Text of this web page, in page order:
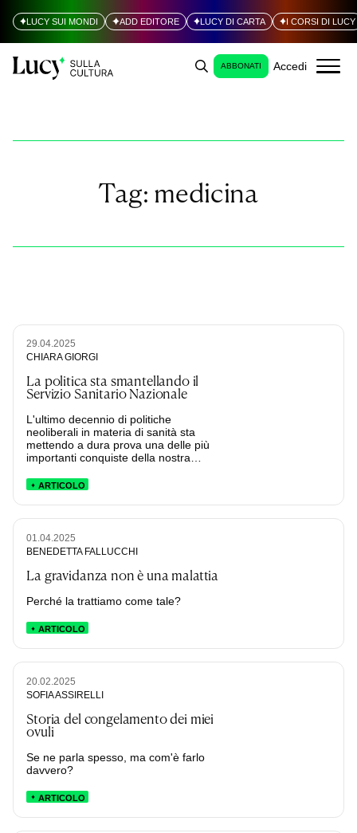
LUCY SUI MONDI ADD EDITORE LUCY DI CARTA I CORSI DI LUCY
ABBONATI Accedi
Tag: medicina
29.04.2025
CHIARA GIORGI
La politica sta smantellando il
Servizio Sanitario Nazionale
L'ultimo decennio di politiche
neoliberali in materia di sanità sta
mettendo a dura prova una delle più
importanti conquiste della nostra
ARTICOLO
01.04.2025
BENEDETTA FALLUCCHI
La gravidanza non è una malattia
Perché la trattiamo come tale?
ARTICOLO
20.02.2025
SOFIA ASSIRELLI
Storia del congelamento dei miei
ovuli
Se ne parla spesso, ma com'è farlo
davvero?
ARTICOLO